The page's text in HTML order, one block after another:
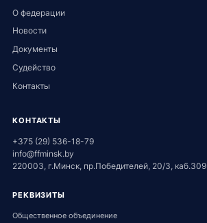
О федерации
Новости
Документы
Судейство
Контакты
КОНТАКТЫ
+375 (29) 536-18-79
info@ffminsk.by
220003, г.Минск, пр.Победителей, 20/3, каб.309
РЕКВИЗИТЫ
Общественное объединение